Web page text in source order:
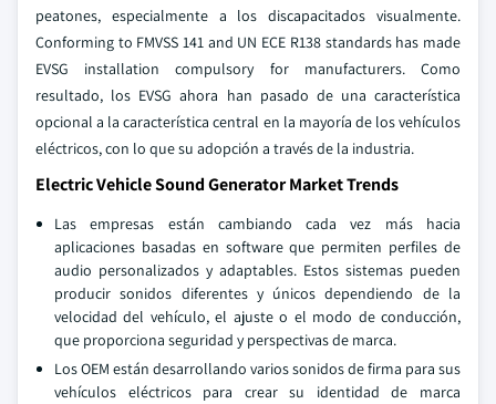
peatones, especialmente a los discapacitados visualmente.
Conforming to FMVSS 141 and UN ECE R138 standards has made
EVSG installation compulsory for manufacturers. Como
resultado, los EVSG ahora han pasado de una característica
opcional a la característica central en la mayoría de los vehículos
eléctricos, con lo que su adopción a través de la industria.
Electric Vehicle Sound Generator Market Trends
Las empresas están cambiando cada vez más hacia
aplicaciones basadas en software que permiten perfiles de
audio personalizados y adaptables. Estos sistemas pueden
producir sonidos diferentes y únicos dependiendo de la
velocidad del vehículo, el ajuste o el modo de conducción,
que proporciona seguridad y perspectivas de marca.
Los OEM están desarrollando varios sonidos de firma para sus
vehículos eléctricos para crear su identidad de marca